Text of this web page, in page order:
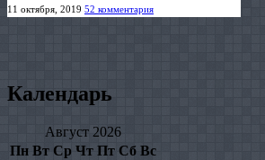
11 октября, 2019 52 комментария
Календарь
Август 2026
Пн Вт Ср Чт Пт Сб Вс